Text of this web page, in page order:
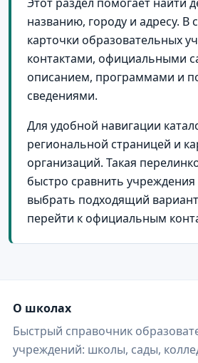
Цимлянск
Зверево
Морозовск
Зерноград
Ростов-на-Дону и Ростовская область
поселок Зимовники
станица Багаевская
Пролетарск
поселок Матвеев Курган
названию, городу и адресу. В
карточки образовательных
контактами, официальными
описанием, программами и
сведениями.
Для удобной навигации
региональной страницей и
организаций. Такая
быстро сравнить
выбрать подходящий
перейти к официальным
О школах
Быстрый справочник
учреждений: школы, сады,